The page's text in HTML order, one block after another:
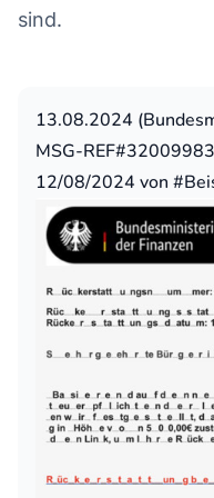
sind.
13.08.2024
MSG-
12/08/2024 von